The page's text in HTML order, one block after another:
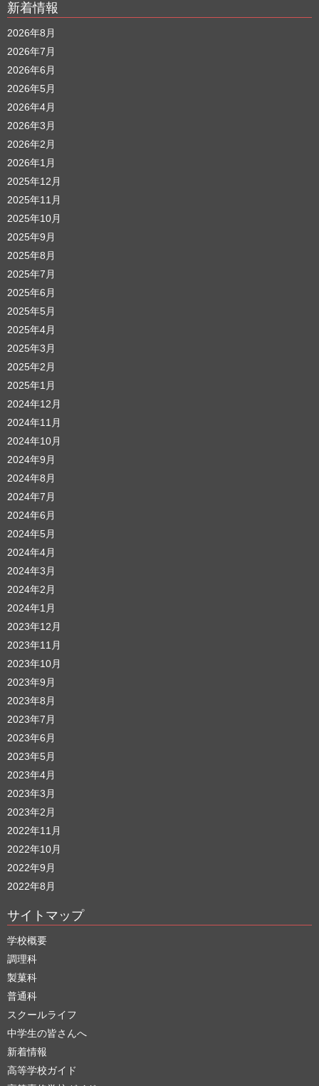
新着情報
2026年8月
2026年7月
2026年6月
2026年5月
2026年4月
2026年3月
2026年2月
2026年1月
2025年12月
2025年11月
2025年10月
2025年9月
2025年8月
2025年7月
2025年6月
2025年5月
2025年4月
2025年3月
2025年2月
2025年1月
2024年12月
2024年11月
2024年10月
2024年9月
2024年8月
2024年7月
2024年6月
2024年5月
2024年4月
2024年3月
2024年2月
2024年1月
2023年12月
2023年11月
2023年10月
2023年9月
2023年8月
2023年7月
2023年6月
2023年5月
2023年4月
2023年3月
2023年2月
2022年11月
2022年10月
2022年9月
2022年8月
サイトマップ
学校概要
調理科
製菓科
普通科
スクールライフ
中学生の皆さんへ
新着情報
高等学校ガイド